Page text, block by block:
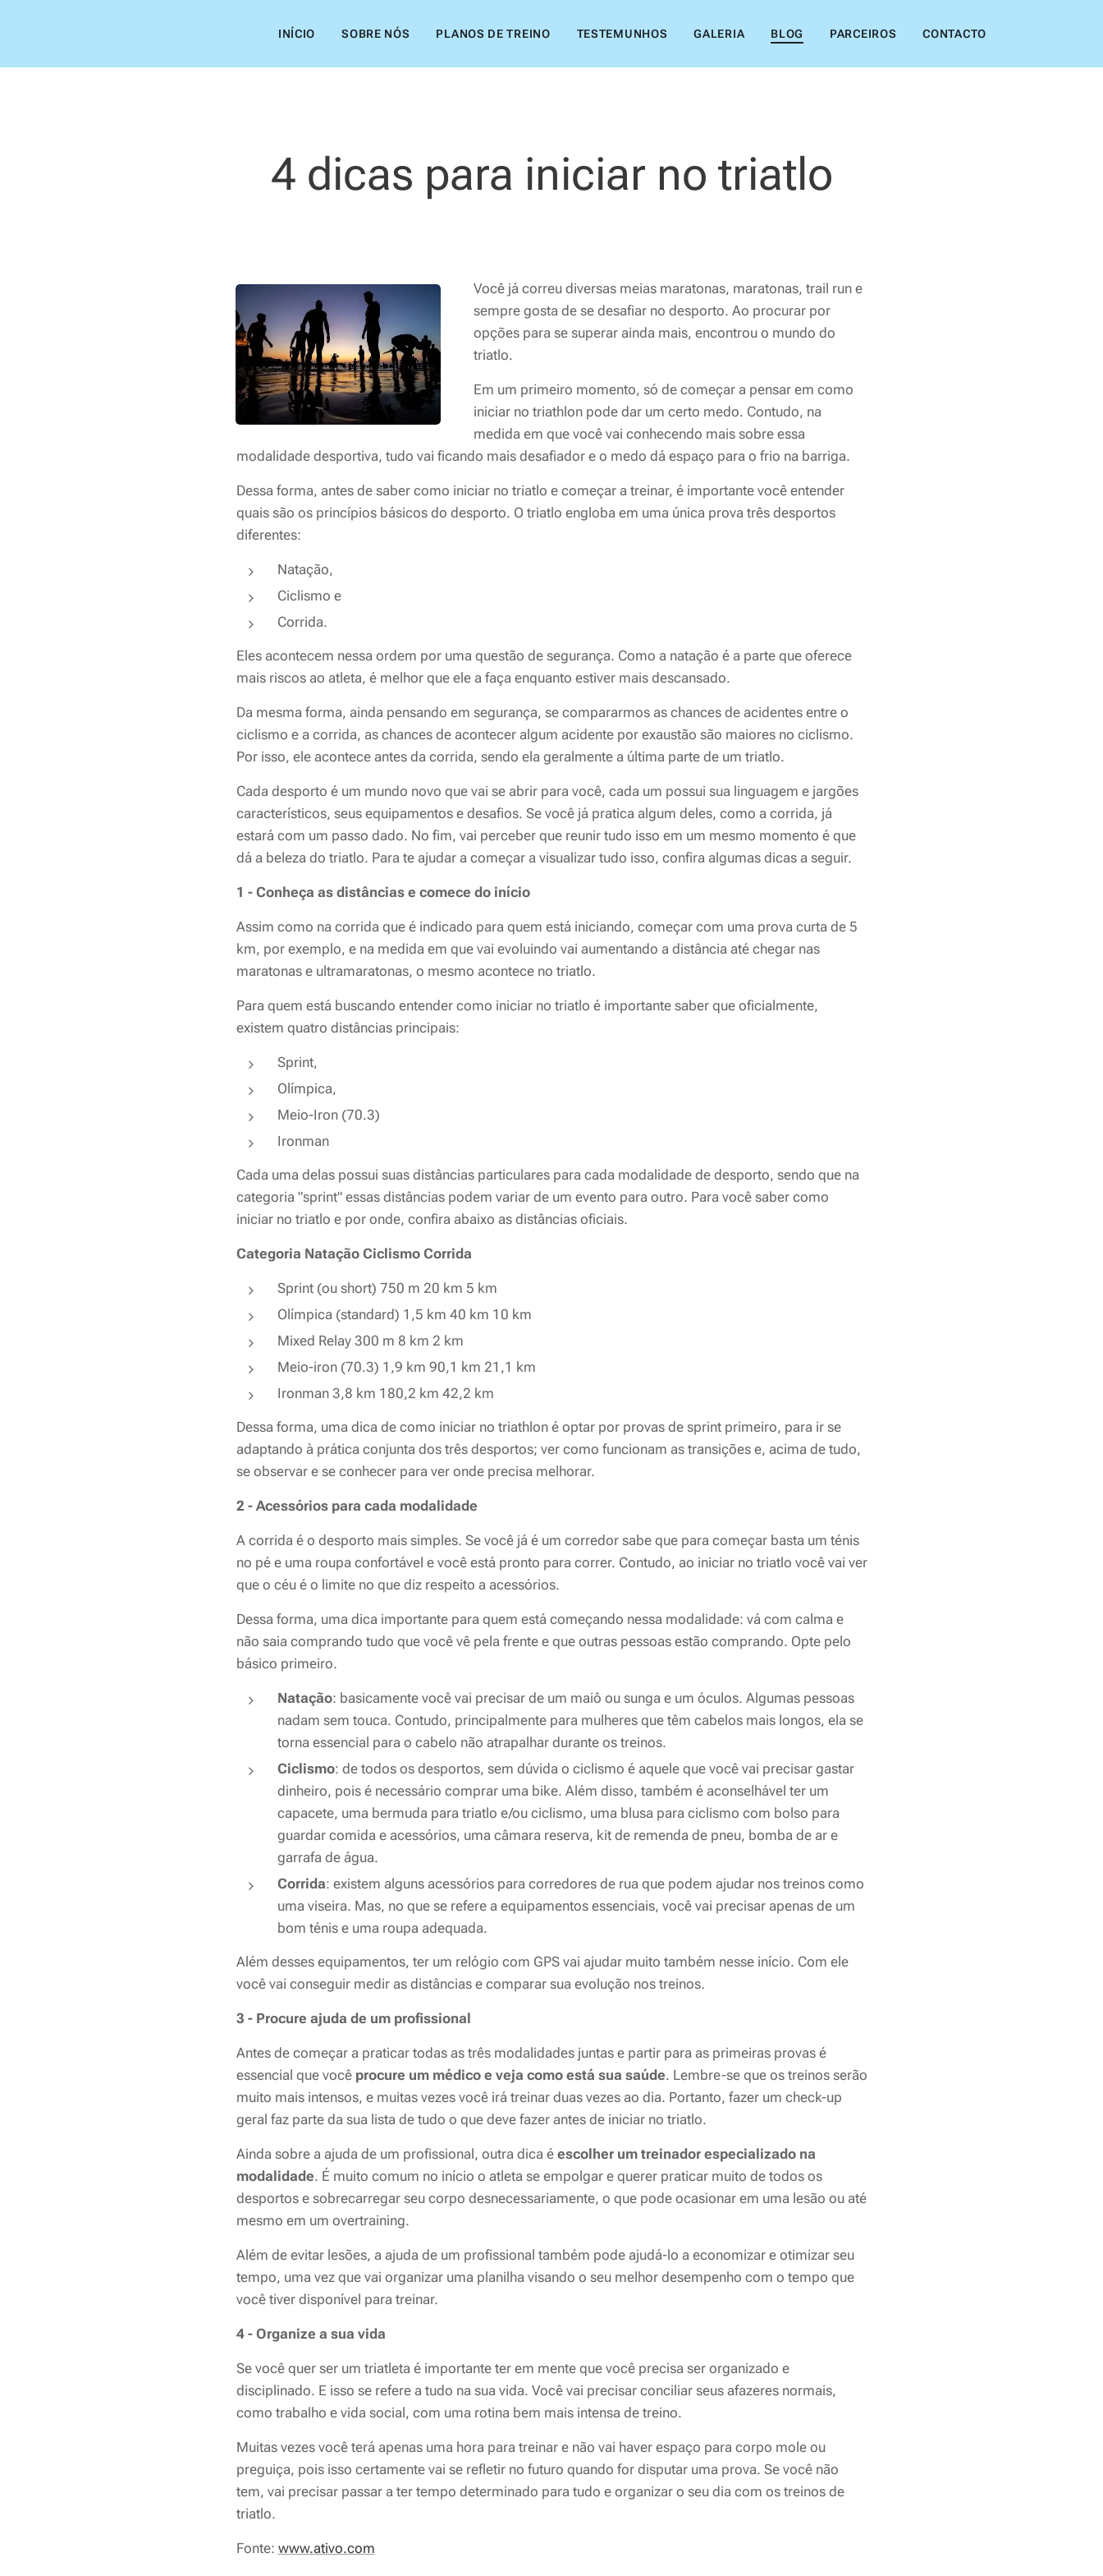
INÍCIO SOBRE NÓS PLANOS DE TREINO TESTEMUNHOS GALERIA BLOG PARCEIROS CONTACTO
4 dicas para iniciar no triatlo
Você já correu diversas meias maratonas, maratonas, trail run e
sempre gosta de se desafiar no desporto. Ao procurar por
opções para se superar ainda mais, encontrou o mundo do
triatlo.
Em um primeiro momento, só de começar a pensar em como
iniciar no triathlon pode dar um certo medo. Contudo, na
medida em que você vai conhecendo mais sobre essa
modalidade desportiva, tudo vai ficando mais desafiador e o medo dá espaço para o frio na barriga.
Dessa forma, antes de saber como iniciar no triatlo e começar a treinar, é importante você entender
quais são os princípios básicos do desporto. O triatlo engloba em uma única prova três desportos
diferentes:
Natação,
Ciclismo e
Corrida.
Eles acontecem nessa ordem por uma questão de segurança. Como a natação é a parte que oferece
mais riscos ao atleta, é melhor que ele a faça enquanto estiver mais descansado.
Da mesma forma, ainda pensando em segurança, se compararmos as chances de acidentes entre o
ciclismo e a corrida, as chances de acontecer algum acidente por exaustão são maiores no ciclismo.
Por isso, ele acontece antes da corrida, sendo ela geralmente a última parte de um triatlo.
Cada desporto é um mundo novo que vai se abrir para você, cada um possui sua linguagem e jargões
característicos, seus equipamentos e desafios. Se você já pratica algum deles, como a corrida, já
estará com um passo dado. No fim, vai perceber que reunir tudo isso em um mesmo momento é que
dá a beleza do triatlo. Para te ajudar a começar a visualizar tudo isso, confira algumas dicas a seguir.
1 - Conheça as distâncias e comece do início
Assim como na corrida que é indicado para quem está iniciando, começar com uma prova curta de 5
km, por exemplo, e na medida em que vai evoluindo vai aumentando a distância até chegar nas
maratonas e ultramaratonas, o mesmo acontece no triatlo.
Para quem está buscando entender como iniciar no triatlo é importante saber que oficialmente,
existem quatro distâncias principais:
Sprint,
Olímpica,
Meio-Iron (70.3)
Ironman
Cada uma delas possui suas distâncias particulares para cada modalidade de desporto, sendo que na
categoria "sprint" essas distâncias podem variar de um evento para outro. Para você saber como
iniciar no triatlo e por onde, confira abaixo as distâncias oficiais.
Categoria Natação Ciclismo Corrida
Sprint (ou short) 750 m 20 km 5 km
Olímpica (standard) 1,5 km 40 km 10 km
Mixed Relay 300 m 8 km 2 km
Meio-iron (70.3) 1,9 km 90,1 km 21,1 km
Ironman 3,8 km 180,2 km 42,2 km
Dessa forma, uma dica de como iniciar no triathlon é optar por provas de sprint primeiro, para ir se
adaptando à prática conjunta dos três desportos; ver como funcionam as transições e, acima de tudo,
se observar e se conhecer para ver onde precisa melhorar.
2 - Acessórios para cada modalidade
A corrida é o desporto mais simples. Se você já é um corredor sabe que para começar basta um ténis
no pé e uma roupa confortável e você está pronto para correr. Contudo, ao iniciar no triatlo você vai ver
que o céu é o limite no que diz respeito a acessórios.
Dessa forma, uma dica importante para quem está começando nessa modalidade: vá com calma e
não saia comprando tudo que você vê pela frente e que outras pessoas estão comprando. Opte pelo
básico primeiro.
Natação: basicamente você vai precisar de um maiô ou sunga e um óculos. Algumas pessoas
nadam sem touca. Contudo, principalmente para mulheres que têm cabelos mais longos, ela se
torna essencial para o cabelo não atrapalhar durante os treinos.
Ciclismo: de todos os desportos, sem dúvida o ciclismo é aquele que você vai precisar gastar
dinheiro, pois é necessário comprar uma bike. Além disso, também é aconselhável ter um
capacete, uma bermuda para triatlo e/ou ciclismo, uma blusa para ciclismo com bolso para
guardar comida e acessórios, uma câmara reserva, kit de remenda de pneu, bomba de ar e
garrafa de água.
Corrida: existem alguns acessórios para corredores de rua que podem ajudar nos treinos como
uma viseira. Mas, no que se refere a equipamentos essenciais, você vai precisar apenas de um
bom ténis e uma roupa adequada.
Além desses equipamentos, ter um relógio com GPS vai ajudar muito também nesse início. Com ele
você vai conseguir medir as distâncias e comparar sua evolução nos treinos.
3 - Procure ajuda de um profissional
Antes de começar a praticar todas as três modalidades juntas e partir para as primeiras provas é
essencial que vocêprocure um médico e veja como está sua saúde. Lembre-se que os treinos serão
muito mais intensos, e muitas vezes você irá treinar duas vezes ao dia. Portanto, fazer um check-up
geral faz parte da sua lista de tudo o que deve fazer antes de iniciar no triatlo.
Ainda sobre a ajuda de um profissional, outra dica éescolher um treinador especializado na
modalidade. É muito comum no início o atleta se empolgar e querer praticar muito de todos os
desportos e sobrecarregar seu corpo desnecessariamente, o que pode ocasionar em uma lesão ou até
mesmo em um overtraining.
Além de evitar lesões, a ajuda de um profissional também pode ajudá-lo a economizar e otimizar seu
tempo, uma vez que vai organizar uma planilha visando o seu melhor desempenho com o tempo que
você tiver disponível para treinar.
4 - Organize a sua vida
Se você quer ser um triatleta é importante ter em mente que você precisa ser organizado e
disciplinado. E isso se refere a tudo na sua vida. Você vai precisar conciliar seus afazeres normais,
como trabalho e vida social, com uma rotina bem mais intensa de treino.
Muitas vezes você terá apenas uma hora para treinar e não vai haver espaço para corpo mole ou
preguiça, pois isso certamente vai se refletir no futuro quando for disputar uma prova. Se você não
tem, vai precisar passar a ter tempo determinado para tudo e organizar o seu dia com os treinos de
triatlo.
Fonte: www.ativo.com